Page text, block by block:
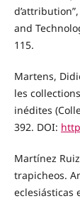
and
115.
Martens,
les
inédites
392. DOI:
Martínez
trapicheos.
eclesiásticas